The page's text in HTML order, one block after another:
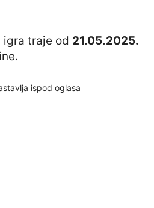
igra traje od 21.05.2025.
ispod oglasa